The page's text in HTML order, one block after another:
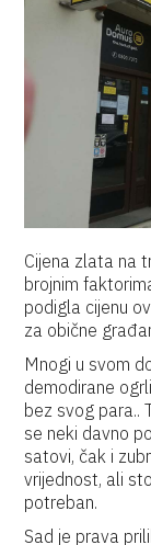
Cijena zlata na
brojnim
podigla cijenu
za obične
Mnogi u svom
demodirane
bez svog para..
se neki davno
satovi, čak i
vrijednost, ali
potreban.
Sad je prava